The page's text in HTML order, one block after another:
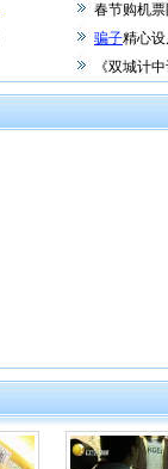
春节购机票
骗子精心
《双城计